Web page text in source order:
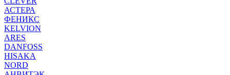
АСТЕРА
ФЕНИКС
KELVION
ARES
DANFOSS
HISAKA
NORD